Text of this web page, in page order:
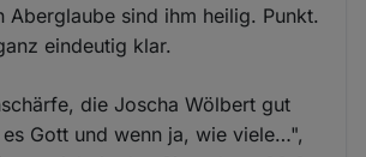
Aberglaube sind ihm heilig. Punkt.
eindeutig klar.
die Joscha Wölbert gut
Gott und wenn ja, wie viele…",